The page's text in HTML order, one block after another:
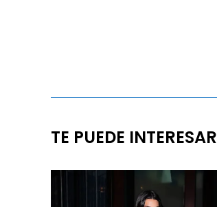
TE PUEDE INTERESAR